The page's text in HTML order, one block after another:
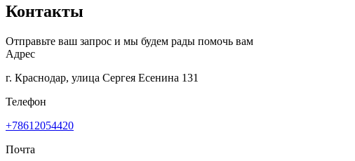
Контакты
Отправьте ваш запрос и мы будем рады помочь вам
Адрес
г. Краснодар, улица Сергея Есенина 131
Телефон
+78612054420
Почта